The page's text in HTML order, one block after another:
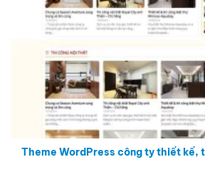
Theme WordPress công ty thiết kế,